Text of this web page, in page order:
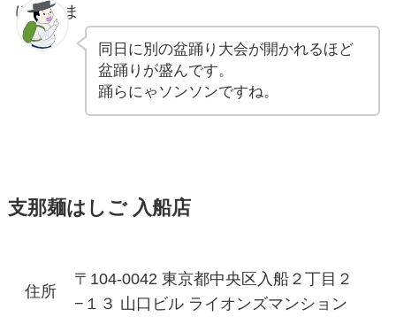
ぽちゃま
同日に別の盆踊り大会が開かれるほど
盆踊りが盛んです。
踊らにゃソンソンですね。
支那麺はしご 入船店
住所
〒104-0042 東京都中央区入船２丁目２
−１３ 山口ビル ライオンズマンション